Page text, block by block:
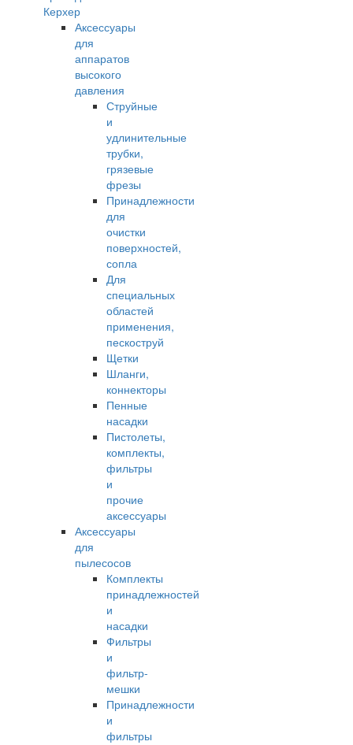
Керхер
Аксессуары
для
аппаратов
высокого
давления
Струйные
и
удлинительные
трубки,
грязевые
фрезы
Принадлежности
для
очистки
поверхностей,
сопла
Для
специальных
областей
применения,
пескоструй
Щетки
Шланги,
коннекторы
Пенные
насадки
Пистолеты,
комплекты,
фильтры
и
прочие
аксессуары
Аксессуары
для
пылесосов
Комплекты
принадлежностей
и
насадки
Фильтры
и
фильтр-
мешки
Принадлежности
и
фильтры